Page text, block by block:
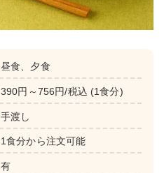
昼食、夕食
390円～756円/税込 (1食分)
手渡し
1食分から注文可能
有